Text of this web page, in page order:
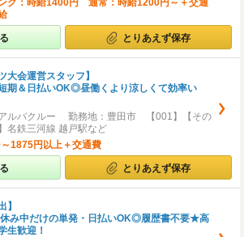
グ：時給1400円 通常：時給1200円～＋交通
とりあえず保存
大会運営スタッフ】
期＆日払いOK◎昼働くより涼しくて効率い
ルバクルー 勤務地：豊田市 【001】【その
名鉄三河線 越戸駅など
1875円以上＋交通費
とりあえず保存
】
み中だけの単発・日払いOK◎履歴書不要★高
生歓迎！